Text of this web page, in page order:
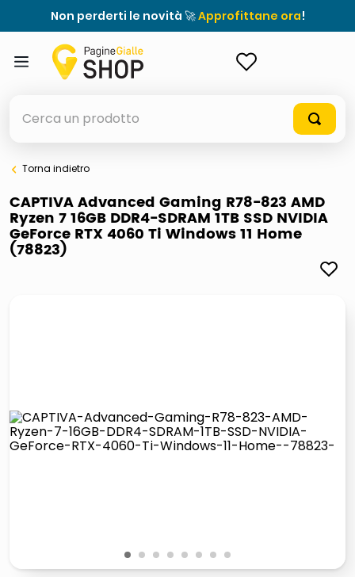
Non perderti le novità 🚀Approfittane ora!
elenchi telefonici
orologio parete
porta tv
pattumiera raccolta differenziata
crema funghi porcini tartufo
Torna indietro
CAPTIVA Advanced Gaming R78-823 AMD
Ryzen 7 16GB DDR4-SDRAM 1TB SSD NVIDIA
GeForce RTX 4060 Ti Windows 11 Home
(78823)
1 2 3 4 5 6 7 8